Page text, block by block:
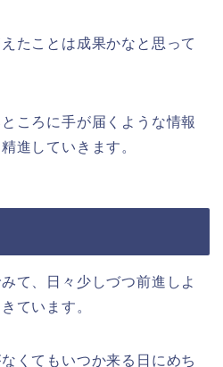
たことは成果かなと思って
ころに手が届くような情報
進していきます。
て、日々少しづつ前進しよ
ています。
くてもいつか来る日にめち